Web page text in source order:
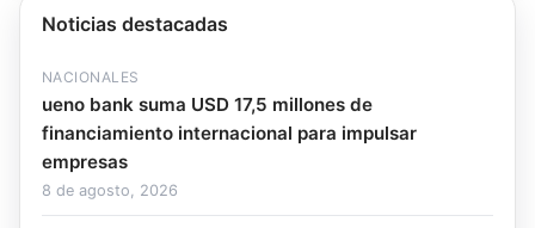
Noticias destacadas
NACIONALES
ueno bank suma USD 17,5 millones de
financiamiento internacional para impulsar
empresas
8 de agosto, 2026